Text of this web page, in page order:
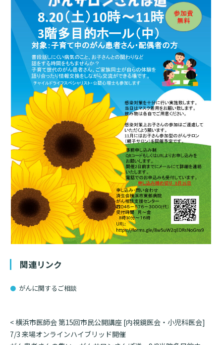
基本情報
院長あいさつ
幹部紹介
理念・方針・患者さんの権利
施設概要と沿革
倫理に関する事
情報公開
厚生労働大臣が定める掲示事項
施設認定
数字で見る東部病院のいま
臨床研究に関する情報公開について（オプトアウト）
研究・業績
広報誌「とーぶたいむ」
ご来院される方へトップ
外来について
初診の方へ
再診の方へ
セカンドオピニオンのご案内
外来のお会計について
入院・面会について
入院が決まったら
入院中の過ごし方
入院のお会計について
ご面会について
ご来院にあたって
交通アクセス
フロアマップ
診療科・センター・部門
医療機関・医療者の方へ
医療機関・医療者の方へトップ
医療連携センターについて
患者さんのご紹介方法
医療連携センター長ごあいさつ
医療連携センターのご案内
医療機関様からのよくあるご質問
連携登録医制度
連携登録医療機関一覧
訪問看護指示書について
当院退職後のカルテ閲覧手続きについて
お知らせ
イベント
採用情報
病院ボランティア募集
ご寄付のお願い
臨床研究センターのご紹介
クラウドファンディング
予約変更・確認
関連リンク
がんに関するご相談
投
稿
<横浜市医師会 第15回市民公開講座 [内視鏡医会・小児科医会]
7/3 来場オンラインハイブリッド開催